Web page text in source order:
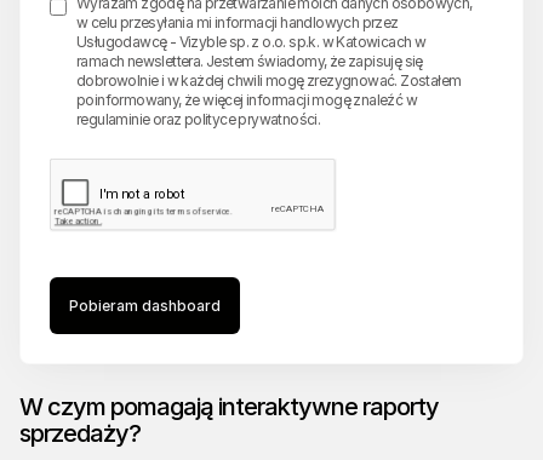
w celu przesyłania mi informacji handlowych przez
Usługodawcę - Vizyble sp. z o.o. sp.k. w Katowicach w
ramach newslettera. Jestem świadomy, że zapisuję się
dobrowolnie i w każdej chwili mogę zrezygnować. Zostałem
poinformowany, że więcej informacji mogę znaleźć w
regulaminie oraz polityce prywatności.
Pobieram dashboard
W czym pomagają interaktywne raporty
sprzedaży?